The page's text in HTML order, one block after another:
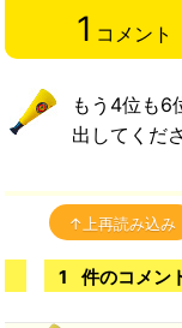
1 コメント
もう4位も6
出してくだ
↑上再読み込み
1 件のコメン